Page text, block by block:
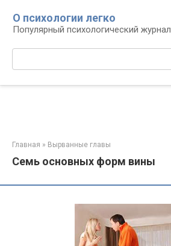
контенту
О психологии легко
Популярный психологический журнал
Главная » Вырванные главы
Семь основных форм вины